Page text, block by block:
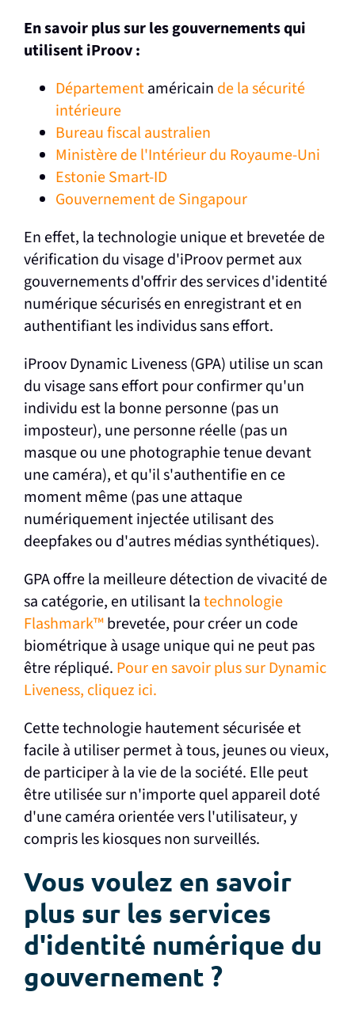
En savoir plus sur les gouvernements qui
utilisent iProov :
Départementaméricain de la sécurité
intérieure
Bureau fiscal australien
Ministère de l'Intérieur du Royaume-Uni
Estonie Smart-ID
Gouvernement de Singapour
En effet, la technologie unique et brevetée de
vérification du visage d'iProov permet aux
gouvernements d'offrir des services d'identité
numérique sécurisés en enregistrant et en
authentifiant les individus sans effort.
iProov Dynamic Liveness (GPA) utilise un scan
du visage sans effort pour confirmer qu'un
individu est la bonne personne (pas un
imposteur), une personne réelle (pas un
masque ou une photographie tenue devant
une caméra), et qu'il s'authentifie en ce
moment même (pas une attaque
numériquement injectée utilisant des
deepfakes ou d'autres médias synthétiques).
GPA offre la meilleure détection de vivacité de
sa catégorie, en utilisant latechnologie
Flashmark™brevetée, pour créer un code
biométrique à usage unique qui ne peut pas
être répliqué. Pour en savoir plus sur Dynamic
Liveness, cliquez ici.
Cette technologie hautement sécurisée et
facile à utiliser permet à tous, jeunes ou vieux,
de participer à la vie de la société. Elle peut
être utilisée sur n'importe quel appareil doté
d'une caméra orientée vers l'utilisateur, y
compris les kiosques non surveillés.
Vous voulez en savoir
plus sur les services
d'identité numérique du
gouvernement ?